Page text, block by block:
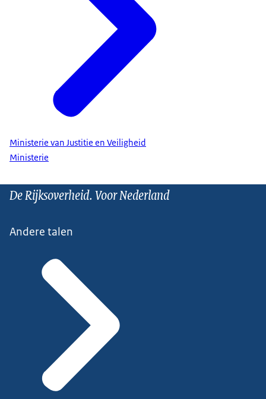
Ministerie van Justitie en Veiligheid
Ministerie
De Rijksoverheid. Voor Nederland
Andere talen